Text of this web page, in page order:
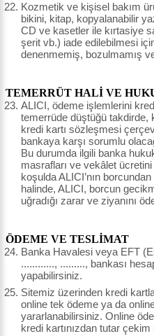
Kozmetik ve kişisel bakım
bikini, kitap, kopyalanabilir
CD ve kasetler ile kırtasiye
şerit vb.) iade edilebilmesi
denenmemiş, bozulmamış
TEMERRÜT HALİ VE
ALICI, ödeme işlemlerini
temerrüde düştüğü takdirde,
kredi kartı sözleşmesi
bankaya karşı sorumlu
Bu durumda ilgili banka
masrafları ve vekâlet
koşulda ALICI’nın
halinde, ALICI, borcun
uğradığı zarar ve ziyanını
ÖDEME VE TESLİMAT
Banka Havalesi veya EFT
............, ........., bankası
yapabilirsiniz.
Sitemiz üzerinden kredi
online tek ödeme ya da
yararlanabilirsiniz. Online
kredi kartınızdan tutar